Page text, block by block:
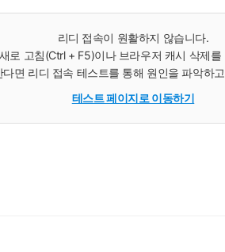
리디 접속이 원활하지 않습니다.
로 고침(Ctrl + F5)이나 브라우저 캐시 삭제를
면 리디 접속 테스트를 통해 원인을 파악하
테스트 페이지로 이동하기